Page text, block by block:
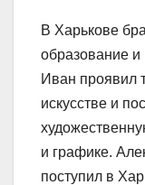
В Харькове
образование и
Иван проявил
искусстве и
и графике.
поступил в